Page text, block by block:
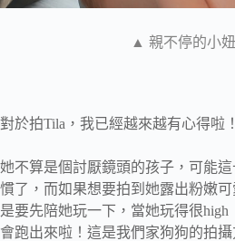
▲ 親不停的小妞
對於拍Tila，我已經越來越有心得啦！
她不算是個討厭鏡頭的孩子，可能
慣了，而如果想要拍到她露出粉嫩
是要先陪她玩一下，當她玩得很
會跑出來啦！這是我們家狗狗的拍攝